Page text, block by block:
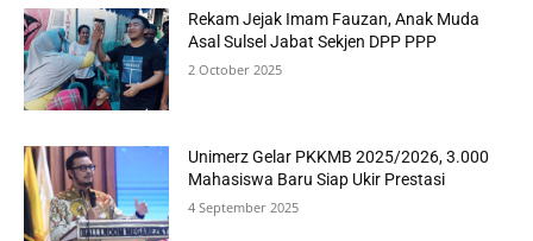
Rekam Jejak Imam Fauzan, Anak Muda
Asal Sulsel Jabat Sekjen DPP PPP
2 October 2025
Unimerz Gelar PKKMB 2025/2026, 3.000
Mahasiswa Baru Siap Ukir Prestasi
4 September 2025